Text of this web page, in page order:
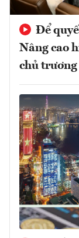
Để
Nâng cao
chủ